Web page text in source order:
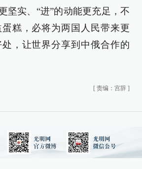
坚实、“进”的动能更充足，不
糕，必将为两国人民带来更
，让世界分享到中俄合作的
[ 责编：宫辞 ]